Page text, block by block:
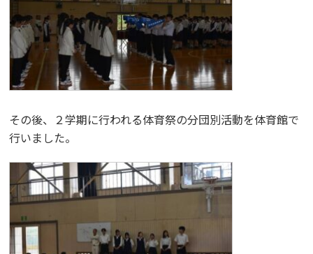
その後、２学期に行われる体育祭の分団別活動を体育館で
行いました。